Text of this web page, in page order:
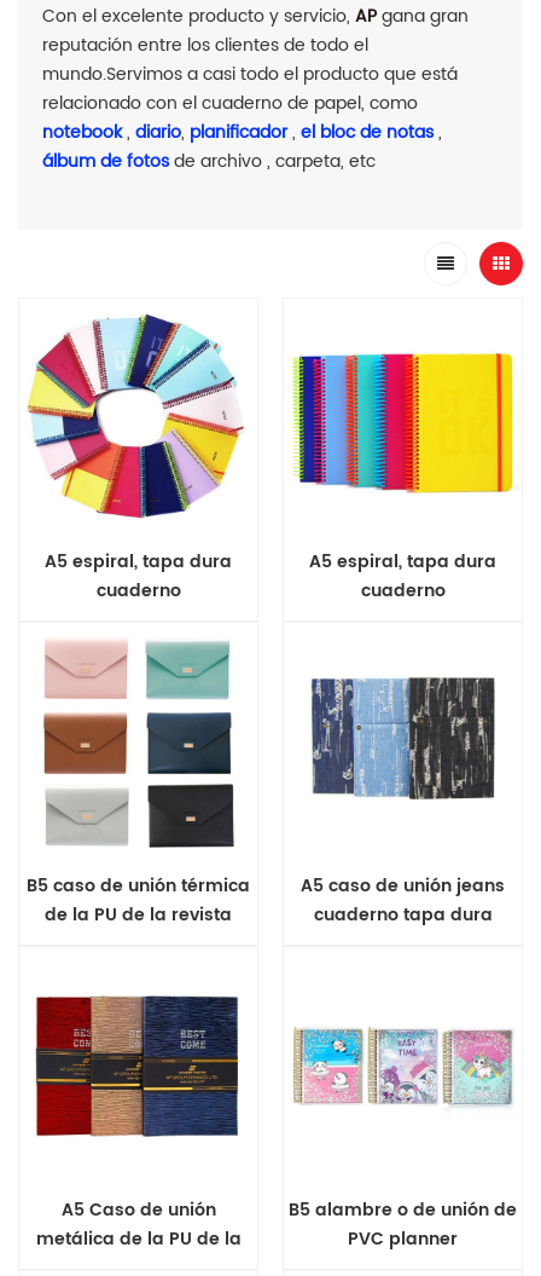
Con el excelente producto y servicio, APgana gran
reputación entre los clientes de todo el
mundo.Servimos a casi todo el producto que está
relacionado con el cuaderno de papel, como
notebook, diario, planificador, el bloc de notas,
álbum de fotosde archivo , carpeta, etc
A5 espiral, tapa dura
cuaderno
A5 espiral, tapa dura
cuaderno
B5 caso de unión térmica
de la PU de la revista
A5 caso de unión jeans
cuaderno tapa dura
A5 Caso de unión
metálica de la PU de la
B5 alambre o de unión de
PVC planner